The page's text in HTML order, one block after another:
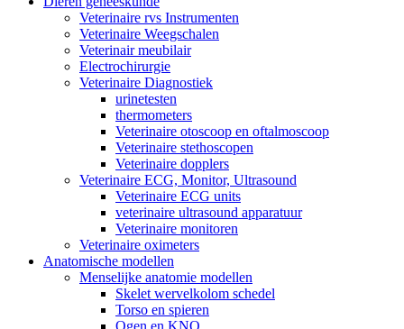
Veterinaire rvs Instrumenten
Veterinaire Weegschalen
Veterinair meubilair
Electrochirurgie
Veterinaire Diagnostiek
urinetesten
thermometers
Veterinaire otoscoop en oftalmoscoop
Veterinaire stethoscopen
Veterinaire dopplers
Veterinaire ECG, Monitor, Ultrasound
Veterinaire ECG units
veterinaire ultrasound apparatuur
Veterinaire monitoren
Veterinaire oximeters
Anatomische modellen
Menselijke anatomie modellen
Skelet wervelkolom schedel
Torso en spieren
Ogen en KNO